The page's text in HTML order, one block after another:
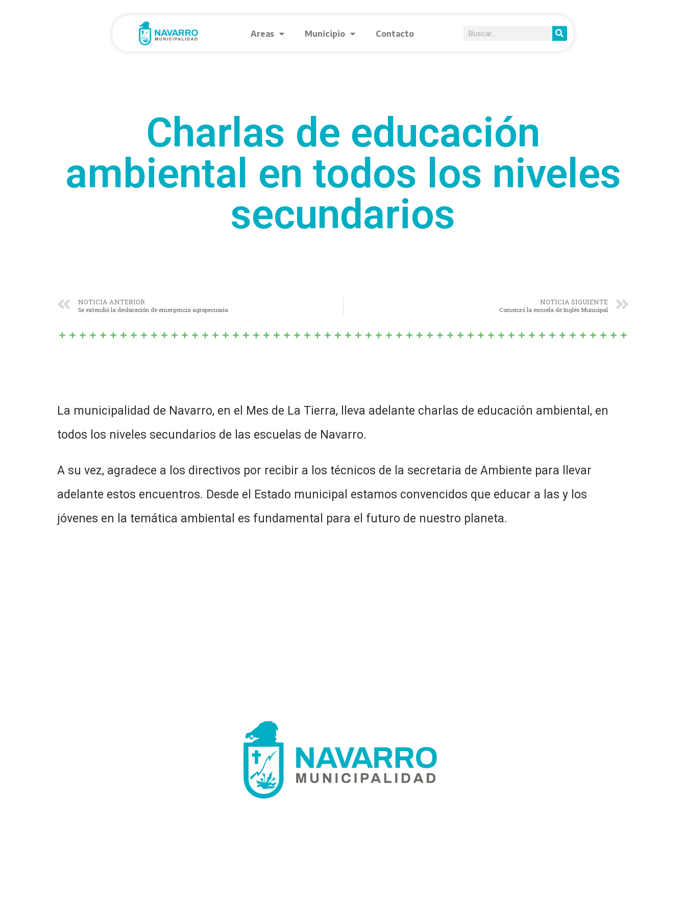
Areas Municipio Contacto
Charlas de educación
ambiental en todos los niveles
secundarios
NOTICIA ANTERIOR
Se extendió la declaración de emergencia agropecuaria
NOTICIA SIGUIENTE
Comenzó la escuela de Inglés Municipal
La municipalidad de Navarro, en el Mes de La Tierra, lleva adelante charlas de educación ambiental, en
todos los niveles secundarios de las escuelas de Navarro.
A su vez, agradece a los directivos por recibir a los técnicos de la secretaria de Ambiente para llevar
adelante estos encuentros. Desde el Estado municipal estamos convencidos que educar a las y los
jóvenes en la temática ambiental es fundamental para el futuro de nuestro planeta.